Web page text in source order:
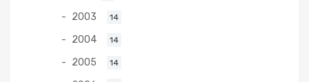
2003 14
2004 14
2005 14